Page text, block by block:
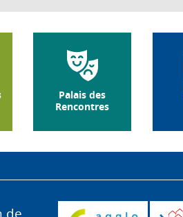
Palais des
Rencontres
de